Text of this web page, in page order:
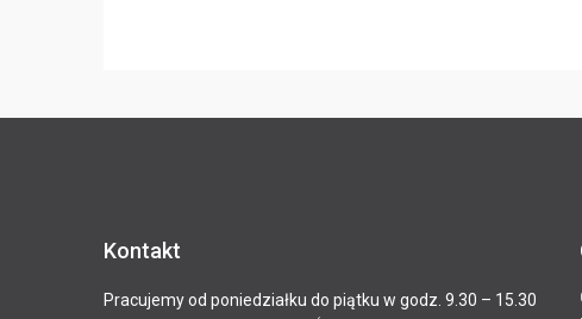
Kontakt
Pracujemy od poniedziałku do piątku w godz. 9.30 – 15.30